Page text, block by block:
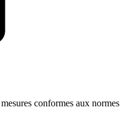
conformes aux normes